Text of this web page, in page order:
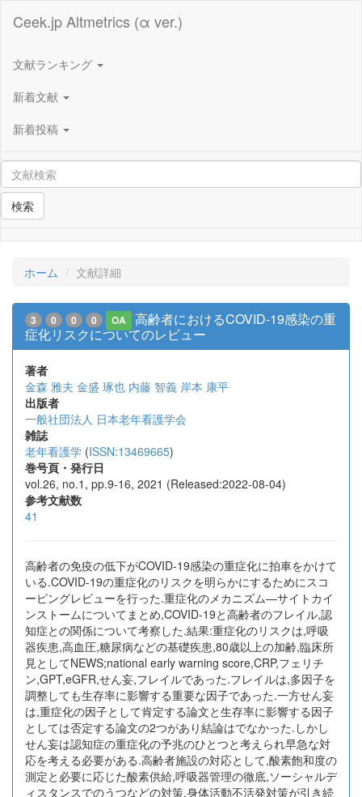
Ceek.jp Altmetrics (α ver.)
文献ランキング
新着文献
新着投稿
検索
ホーム 文献詳細
3 0 0 0 OA
高齢者におけるCOVID-19感染の重
症化リスクについてのレビュー
著者
金森 雅夫 金盛 琢也 内藤 智義 岸本 康平
出版者
一般社団法人 日本老年看護学会
雑誌
老年看護学 (ISSN:13469665)
巻号頁・発行日
vol.26, no.1, pp.9-16, 2021 (Released:2022-08-04)
参考文献数
41
高齢者の免疫の低下がCOVID-19感染の重症化に拍車をかけて
いる.COVID-19の重症化のリスクを明らかにするためにスコ
ーピングレビューを行った.重症化のメカニズム―サイトカイ
ンストームについてまとめ,COVID-19と高齢者のフレイル,認
知症との関係について考察した.結果:重症化のリスクは,呼吸
器疾患,高血圧,糖尿病などの基礎疾患,80歳以上の加齢,臨床所
見としてNEWS;national early warning score,CRP,フェリチ
ン,GPT,eGFR,せん妄,フレイルであった.フレイルは,多因子を
調整しても生存率に影響する重要な因子であった.一方せん妄
は,重症化の因子として肯定する論文と生存率に影響する因子
としては否定する論文の2つがあり結論はでなかった.しかし
せん妄は認知症の重症化の予兆のひとつと考えられ早急な対
応を考える必要がある.高齢者施設の対応として,酸素飽和度の
測定と必要に応じた酸素供給,呼吸器管理の徹底,ソーシャルデ
ィスタンスでのうつなどの対策,身体活動不活発対策が引き続